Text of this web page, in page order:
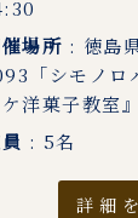
場所 : 徳島
「シモノロ
洋菓子教室』
: 5名
詳細